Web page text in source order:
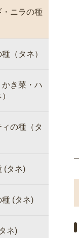
・ニラの種
（タネ）
き菜・ハ
の種（タ
(タネ)
種 (タネ)
ネ)